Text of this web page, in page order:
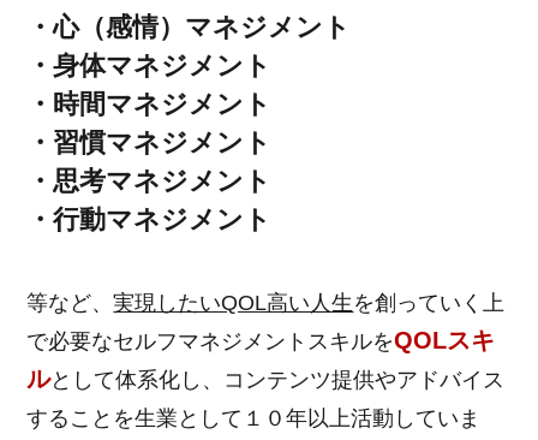
・心（感情）マネジメント
・身体マネジメント
・時間マネジメント
・習慣マネジメント
・思考マネジメント
・行動マネジメント
等など、実現したいQOL高い人生 を創っていく上
で必要なセルフマネジメントスキルをQOLスキ
ルとして体系化し、コンテンツ提供やアドバイス
することを生業として１０年以上活動していま